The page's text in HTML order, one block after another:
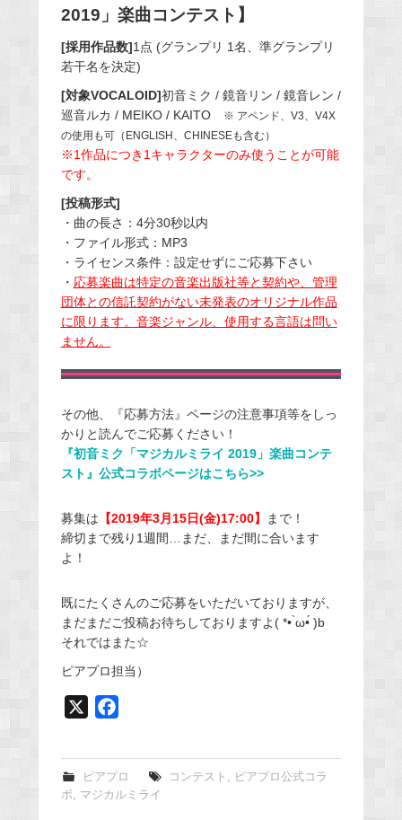
2019」楽曲コンテスト】
[採用作品数]1点 (グランプリ 1名、準グランプリ
若干名を決定)
[対象VOCALOID]初音ミク / 鏡音リン / 鏡音レン /
巡音ルカ / MEIKO / KAITO
※ アペンド、V3、V4X
の使用も可（ENGLISH、CHINESEも含む）
※1作品につき1キャラクターのみ使うことが可能
です。
[投稿形式]
・曲の長さ：4分30秒以内
・ファイル形式：MP3
・ライセンス条件：設定せずにご応募下さい
・ 応募楽曲は特定の音楽出版社等と契約や、管理
団体との信託契約がない未発表のオリジナル作品
に限ります。音楽ジャンル、使用する言語は問い
ません。
その他、『応募方法』ページの注意事項等をしっ
かりと読んでご応募ください！
『初音ミク「マジカルミライ 2019」楽曲コンテ
スト』公式コラボページはこちら>>
募集は 【2019年3月15日(金)17:00】
まで！
締切まで残り1週間…まだ、まだ間に合います
よ！
既にたくさんのご応募をいただいておりますが、
まだまだご投稿お待ちしておりますよ( *• ̀ω•́ )b
それではまた☆
ピアプロ担当）
e
b
ピアプロ コンテスト , ピアプロ公式コラ
ボ, マジカルミライ